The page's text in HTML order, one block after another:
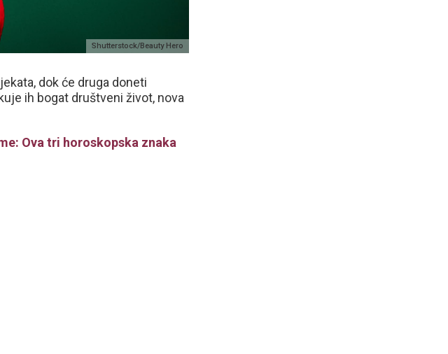
Shutterstock/Beauty Hero
dok će druga doneti
ih bogat društveni život, nova
Ova tri horoskopska znaka